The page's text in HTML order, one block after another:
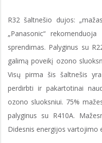
R32 šaltnešio dujos:
„Panasonic“
sprendimas. Palyginus su
galimą poveikį ozono
Visų pirma šis šaltnešis
perdirbti ir pakartotinai
ozono sluoksniui. 75%
palyginus su R410A.
Didesnis energijos vartojimo